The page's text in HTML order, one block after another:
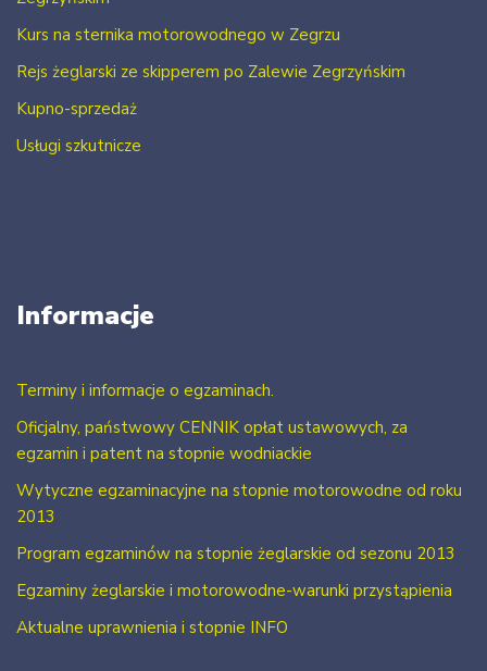
Kurs na sternika motorowodnego w Zegrzu
Rejs żeglarski ze skipperem po Zalewie Zegrzyńskim
Kupno-sprzedaż
Usługi szkutnicze
Informacje
Terminy i informacje o egzaminach.
Oficjalny, państwowy CENNIK opłat ustawowych, za
egzamin i patent na stopnie wodniackie
Wytyczne egzaminacyjne na stopnie motorowodne od roku
2013
Program egzaminów na stopnie żeglarskie od sezonu 2013
Egzaminy żeglarskie i motorowodne-warunki przystąpienia
Aktualne uprawnienia i stopnie INFO